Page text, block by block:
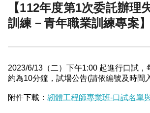
【112年度第1次委託辦理
訓練－青年職業訓練專案】
2023/6/13（二）下午1:00 起進行口試，
約為10分鐘，試場公告(請依編號及時間
附件下載： 韌體工程師專業班-口試名單